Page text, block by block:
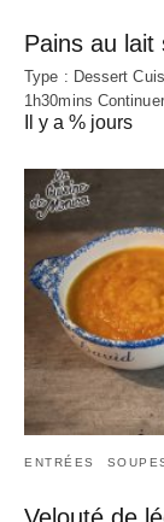
Pains au lait
Type : Dessert
1h30mins
Il y a % jours
ENTRÉES